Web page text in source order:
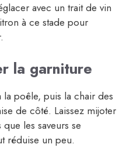
avec un trait de vin
à ce stade pour
la garniture
la poêle, puis la chair des
de côté. Laissez mijoter
les saveurs se
réduise un peu.